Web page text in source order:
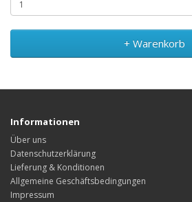
+ Warenkorb
Informationen
Über uns
Datenschutzerklärung
Lieferung & Konditionen
Allgemeine Geschäftsbedingungen
Impressum